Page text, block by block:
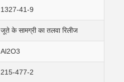
1327-41-9
जूते के सामग्री का तलवा रिलीज
Al2O3
215-477-2